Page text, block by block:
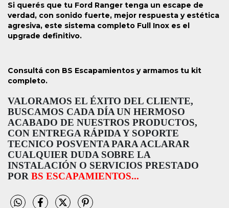
Si querés que tu Ford Ranger tenga un escape de
verdad, con sonido fuerte, mejor respuesta y estética
agresiva, este sistema completo Full Inox es el
upgrade definitivo.
Consultá con BS Escapamientos y armamos tu kit
completo.
VALORAMOS EL ÉXITO DEL CLIENTE,
BUSCAMOS CADA DÍA UN HERMOSO
ACABADO DE NUESTROS PRODUCTOS,
CON ENTREGA RÁPIDA Y SOPORTE
TECNICO POSVENTA PARA ACLARAR
CUALQUIER DUDA SOBRE LA
INSTALACIÓN O SERVICIOS PRESTADO
PORBS ESCAPAMIENTOS...